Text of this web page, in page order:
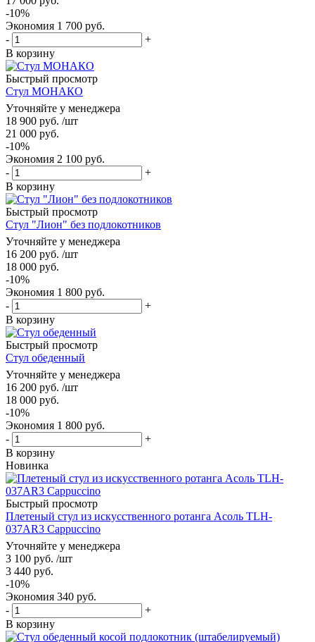
-10%
Экономия 1 700 руб.
-
+
В корзину
Быстрый просмотр
Стул МОНАКО
Уточняйте у менеджера
18 900 руб. /шт
21 000 руб.
-10%
Экономия 2 100 руб.
-
+
В корзину
Быстрый просмотр
Стул "Лион" без подлокотников
Уточняйте у менеджера
16 200 руб. /шт
18 000 руб.
-10%
Экономия 1 800 руб.
-
+
В корзину
Быстрый просмотр
Стул обеденный
Уточняйте у менеджера
16 200 руб. /шт
18 000 руб.
-10%
Экономия 1 800 руб.
-
+
В корзину
Новинка
Быстрый просмотр
Плетеный стул из искусственного ротанга Асоль TLH-
037AR3 Cappuccino
Уточняйте у менеджера
3 100 руб. /шт
3 440 руб.
-10%
Экономия 340 руб.
-
+
В корзину